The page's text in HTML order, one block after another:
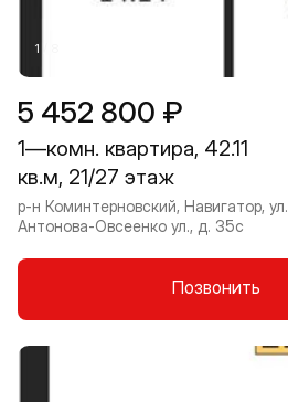
5 452 800 ₽
1—комн. квартира, 42.11
кв.м, 21/27 этаж
р-н Коминтерновский, Навигатор, ул.
Антонова-Овсеенко ул., д. 35с
Позвонить
1 / 8